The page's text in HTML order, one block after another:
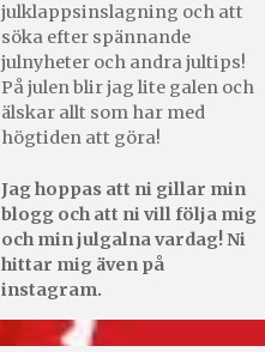
julklappsinslagning och att
söka efter spännande
julnyheter och andra jultips!
På julen blir jag lite galen och
älskar allt som har med
högtiden att göra!
Jag hoppas att ni gillar min
blogg och att ni vill följa mig
och min julgalna vardag! Ni
hittar mig även på
instagram.